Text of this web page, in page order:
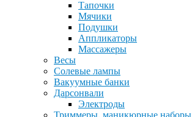
Тапочки
Мячики
Подушки
Аппликаторы
Массажеры
Весы
Солевые лампы
Вакуумные банки
Дарсонвали
Электроды
Триммеры, маникюрные наборы